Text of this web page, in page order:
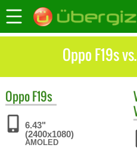
Oppo F19s
OppoF19s
6.43"
(2400x1080)
AMOLED